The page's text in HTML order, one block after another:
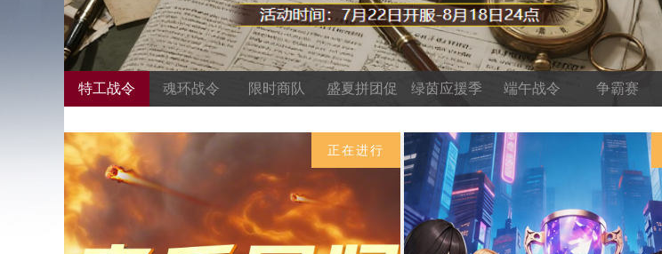
特工战令 魂环战令 限时商队 盛夏拼团促 绿茵应援季 端午战令 争霸赛
正在进行